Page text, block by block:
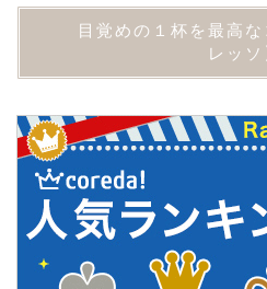
目覚めの１杯を最高な
レッソ